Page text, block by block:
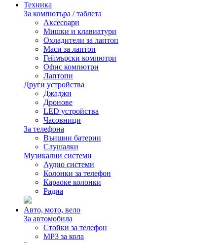
Техника
За компютъра / таблета
Аксесоари
Мишки и клавиатури
Охладители за лаптоп
Маси за лаптоп
Геймърски компютри
Офис компютри
Лаптопи
Други устройства
Джаджи
Дронове
LED устройства
Часовници
За телефона
Външни батерии
Слушалки
Музикални системи
Аудио системи
Колонки за телефон
Караоке колонки
Радиа
Авто, мото, вело
За автомобила
Стойки за телефон
MP3 за кола